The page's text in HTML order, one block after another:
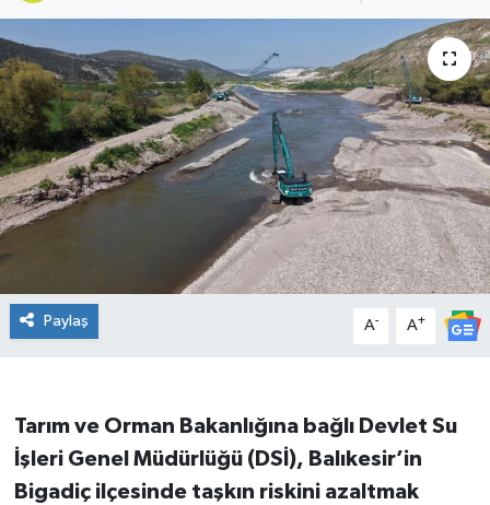
Paylaş A- A+
Tarım ve Orman Bakanlığına bağlı Devlet Su
İşleri Genel Müdürlüğü (DSİ), Balıkesir’in
Bigadiç ilçesinde taşkın riskini azaltmak
Edremit
EĞİTİM
EKONOMİ
Gömeç
Havran